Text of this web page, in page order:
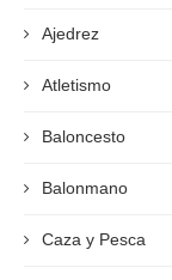
Ajedrez
Atletismo
Baloncesto
Balonmano
Caza y Pesca